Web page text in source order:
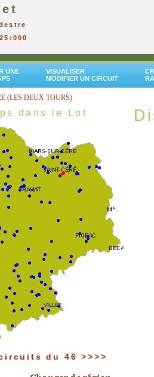
UNE
VISUALISER
MODIFIER UN CIRCUIT
(LES DEUX TOURS)
dans le Lot
du 46 >>>>